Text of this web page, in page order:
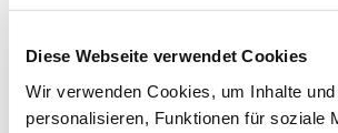
Diese Webseite verwendet Cookies
Wir verwenden Cookies, um Inhalte
personalisieren, Funktionen für soziale
IN VERBINDUNG STEHENDE